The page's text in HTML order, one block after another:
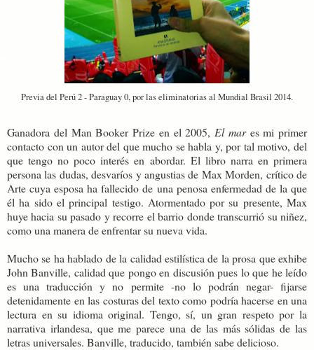
Previa del Perú 2 - Paraguay 0, por las eliminatorias al Mundial Brasil 2014.
Ganadora del Man Booker Prize en el 2005, El mares mi primer
contacto con un autor del que mucho se habla y, por tal motivo, del
que tengo no poco interés en abordar. El libro narra en primera
persona las dudas, desvaríos y angustias de Max Morden, crítico de
Arte cuya esposa ha fallecido de una penosa enfermedad de la que
él ha sido el principal testigo. Atormentado por su presente, Max
huye hacia su pasado y recorre el barrio donde transcurrió su niñez,
como una manera de enfrentar su nueva vida.
Mucho se ha hablado de la calidad estilística de la prosa que exhibe
John Banville, calidad que pongo en discusión pues lo que he leído
es una traducción y no permite -no lo podrán negar- fijarse
detenidamente en las costuras del texto como podría hacerse en una
lectura en su idioma original. Tengo, sí, un gran respeto por la
narrativa irlandesa, que me parece una de las más sólidas de las
letras universales. Banville, traducido, también sabe delicioso.